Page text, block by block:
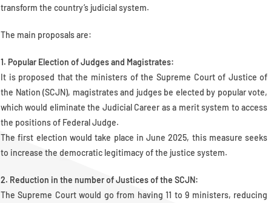
transform the country’s judicial system.
The main proposals are:
1. Popular Election of Judges and Magistrates:
It is proposed that the ministers of the Supreme Court of Justice of
the Nation (SCJN), magistrates and judges be elected by popular vote,
which would eliminate the Judicial Career as a merit system to access
the positions of Federal Judge.
The first election would take place in June 2025, this measure seeks
to increase the democratic legitimacy of the justice system.
2. Reduction in the number of Justices of the SCJN:
The Supreme Court would go from having 11 to 9 ministers, reducing